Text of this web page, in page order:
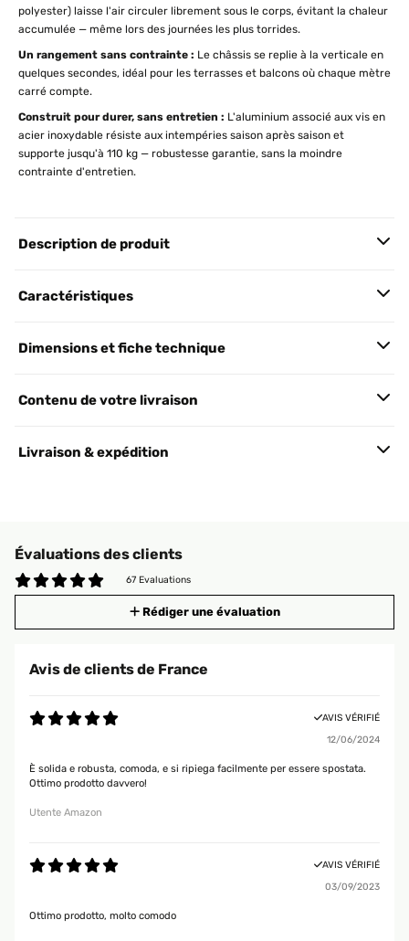
polyester) laisse l'air circuler librement sous le corps, évitant la chaleur
accumulée — même lors des journées les plus torrides.
Un rangement sans contrainte : Le châssis se replie à la verticale en
quelques secondes, idéal pour les terrasses et balcons où chaque mètre
carré compte.
Construit pour durer, sans entretien : L'aluminium associé aux vis en
acier inoxydable résiste aux intempéries saison après saison et
supporte jusqu'à 110 kg — robustesse garantie, sans la moindre
contrainte d'entretien.
Description de produit
Caractéristiques
Dimensions et fiche technique
Contenu de votre livraison
Livraison & expédition
Évaluations des clients
67 Evaluations
Rédiger une évaluation
Avis de clients de France
AVIS VÉRIFIÉ
12/06/2024
È solida e robusta, comoda, e si ripiega facilmente per essere spostata.
Ottimo prodotto davvero!
Utente Amazon
AVIS VÉRIFIÉ
03/09/2023
Ottimo prodotto, molto comodo